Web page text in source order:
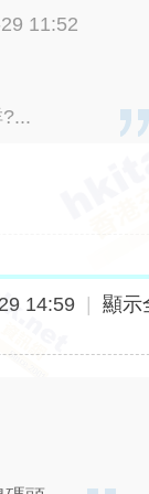
11:52
14:59 顯示